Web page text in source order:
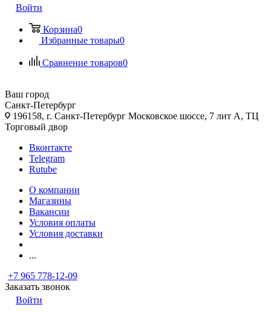
Войти
Корзина0
Избранные товары0
Сравнение товаров0
Ваш город
Санкт-Петербург
196158, г. Санкт-Петербург Московское шоссе, 7 лит А, ТЦ
Торговый двор
Вконтакте
Telegram
Rutube
О компании
Магазины
Вакансии
Условия оплаты
Условия доставки
...
+7 965 778-12-09
Заказать звонок
Войти